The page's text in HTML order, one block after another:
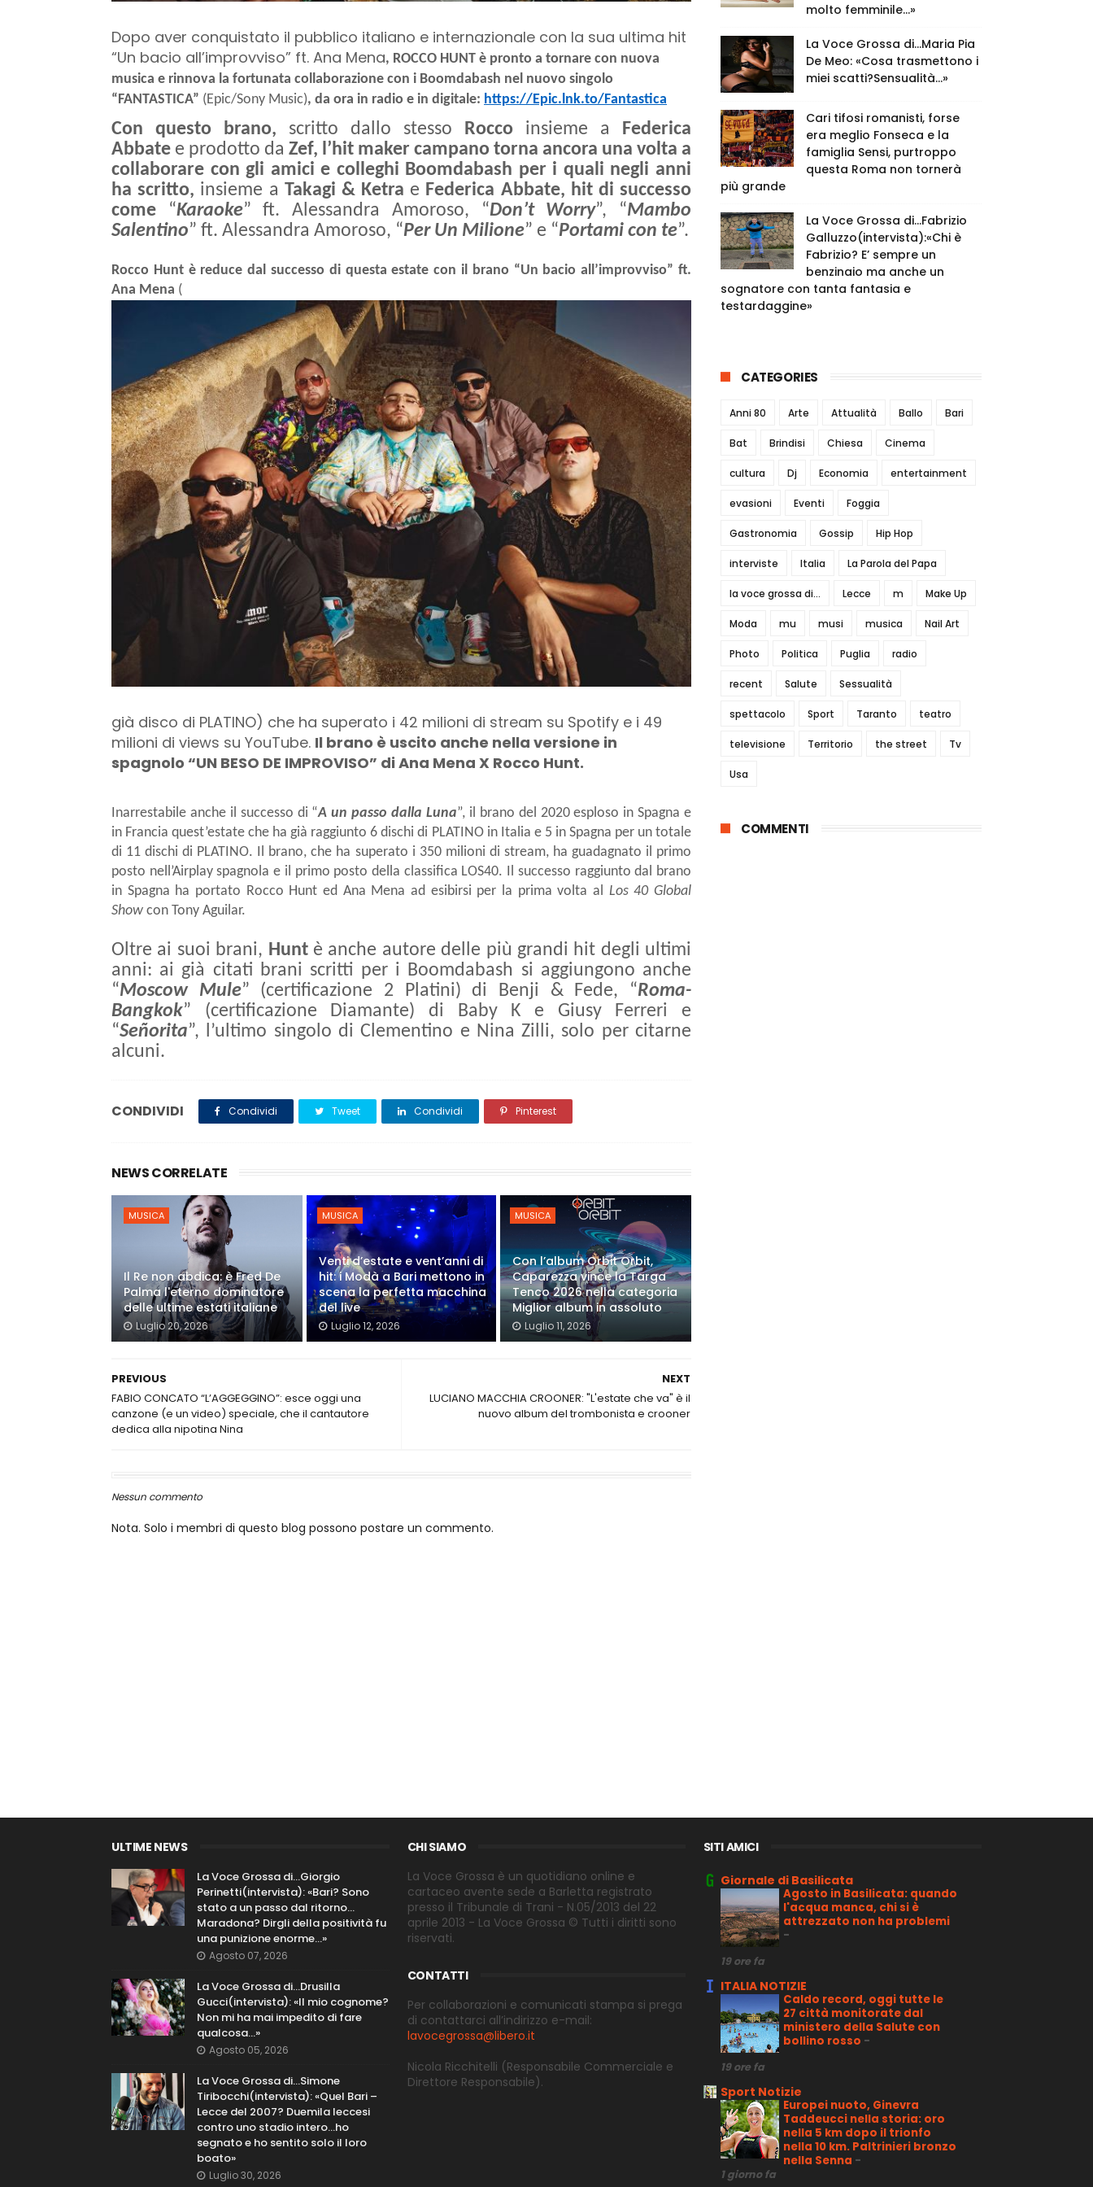
Dopo aver conquistato il pubblico italiano e internazionale con la sua ultima hit
“Un bacio all’improvviso” ft. Ana Mena, ROCCO HUNT è pronto a tornare con nuova
musica e rinnova la fortunata collaborazione con i Boomdabash nel nuovo singolo
“FANTASTICA” (Epic/Sony Music), da ora in radio e in digitale: https://Epic.lnk.to/Fantastica
Con questo brano, scritto dallo stesso Rocco insieme a Federica
Abbate e prodotto da Zef, l’hit maker campano torna ancora una volta a
collaborare con gli amici e colleghi Boomdabash per i quali negli anni
ha scritto, insieme a Takagi & Ketra e Federica Abbate, hit di successo
come “Karaoke” ft. Alessandra Amoroso, “Don’t Worry”, “Mambo
Salentino” ft. Alessandra Amoroso, “Per Un Milione” e “Portami con te”.
Rocco Hunt è reduce dal successo di questa estate con il brano “Un bacio all’improvviso” ft.
Ana Mena (
già disco di PLATINO) che ha superato i 42 milioni di stream su Spotify e i 49
milioni di views su YouTube. Il brano è uscito anche nella versione in
spagnolo “UN BESO DE IMPROVISO” di Ana Mena X Rocco Hunt.
Inarrestabile anche il successo di “A un passo dalla Luna”, il brano del 2020 esploso in Spagna e
in Francia quest’estate che ha già raggiunto 6 dischi di PLATINO in Italia e 5 in Spagna per un totale
di 11 dischi di PLATINO. Il brano, che ha superato i 350 milioni di stream, ha guadagnato il primo
posto nell’Airplay spagnola e il primo posto della classifica LOS40. Il successo raggiunto dal brano
in Spagna ha portato Rocco Hunt ed Ana Mena ad esibirsi per la prima volta al Los 40 Global
Show con Tony Aguilar.
Oltre ai suoi brani, Hunt è anche autore delle più grandi hit degli ultimi
anni: ai già citati brani scritti per i Boomdabash si aggiungono anche
“Moscow Mule” (certificazione 2 Platini) di Benji & Fede, “Roma-
Bangkok” (certificazione Diamante) di Baby K e Giusy Ferreri e
“Señorita”, l’ultimo singolo di Clementino e Nina Zilli, solo per citarne
alcuni.
CONDIVIDI Condividi Tweet Condividi Pinterest
NEWS CORRELATE
MUSICA
Il Re non abdica: è Fred De
Palma l'eterno dominatore
delle ultime estati italiane
Luglio 20, 2026
MUSICA
Venti d’estate e vent’anni di
hit: i Modà a Bari mettono in
scena la perfetta macchina
del live
Luglio 12, 2026
MUSICA
Con l’album Orbit Orbit,
Caparezza vince la Targa
Tenco 2026 nella categoria
Miglior album in assoluto
Luglio 11, 2026
NEXT
LUCIANO MACCHIA CROONER: "L'estate che va" è il
nuovo album del trombonista e crooner
PREVIOUS
FABIO CONCATO “L’AGGEGGINO”: esce oggi una
canzone (e un video) speciale, che il cantautore
dedica alla nipotina Nina
Nessun commento
Nota. Solo i membri di questo blog possono postare un commento.
molto femminile…»
La Voce Grossa di…Maria Pia
De Meo: «Cosa trasmettono i
miei scatti?Sensualità…»
Cari tifosi romanisti, forse
era meglio Fonseca e la
famiglia Sensi, purtroppo
questa Roma non tornerà
più grande
La Voce Grossa di…Fabrizio
Galluzzo(intervista):«Chi è
Fabrizio? E’ sempre un
benzinaio ma anche un
sognatore con tanta fantasia e
testardaggine»
CATEGORIES
Anni 80 Arte Attualità Ballo Bari
Bat Brindisi Chiesa Cinema
cultura Dj Economia entertainment
evasioni Eventi Foggia
Gastronomia Gossip Hip Hop
interviste Italia La Parola del Papa
la voce grossa di... Lecce m Make Up
Moda mu musi musica Nail Art
Photo Politica Puglia radio
recent Salute Sessualità
spettacolo Sport Taranto teatro
televisione Territorio the street Tv
Usa
COMMENTI
ULTIME NEWS
La Voce Grossa di…Giorgio
Perinetti(intervista): «Bari? Sono
stato a un passo dal ritorno...
Maradona? Dirgli della positività fu
una punizione enorme…»
Agosto 07, 2026
La Voce Grossa di…Drusilla
Gucci(intervista): «Il mio cognome?
Non mi ha mai impedito di fare
qualcosa…»
Agosto 05, 2026
La Voce Grossa di…Simone
Tiribocchi(intervista): «Quel Bari –
Lecce del 2007? Duemila leccesi
contro uno stadio intero...ho
segnato e ho sentito solo il loro
boato»
Luglio 30, 2026
CHI SIAMO
La Voce Grossa è un quotidiano online e
cartaceo avente sede a Barletta registrato
presso il Tribunale di Trani - N.05/2013 del 22
aprile 2013 - La Voce Grossa © Tutti i diritti sono
riservati.
CONTATTI
Per collaborazioni e comunicati stampa si prega
di contattarci all’indirizzo e-mail:
lavocegrossa@libero.it
Nicola Ricchitelli (Responsabile Commerciale e
Direttore Responsabile).
SITI AMICI
Giornale di Basilicata
Agosto in Basilicata: quando
l'acqua manca, chi si è
attrezzato non ha problemi
-
19 ore fa
ITALIA NOTIZIE
Caldo record, oggi tutte le
27 città monitorate dal
ministero della Salute con
bollino rosso -
19 ore fa
Sport Notizie
Europei nuoto, Ginevra
Taddeucci nella storia: oro
nella 5 km dopo il trionfo
nella 10 km. Paltrinieri bronzo
nella Senna -
1 giorno fa